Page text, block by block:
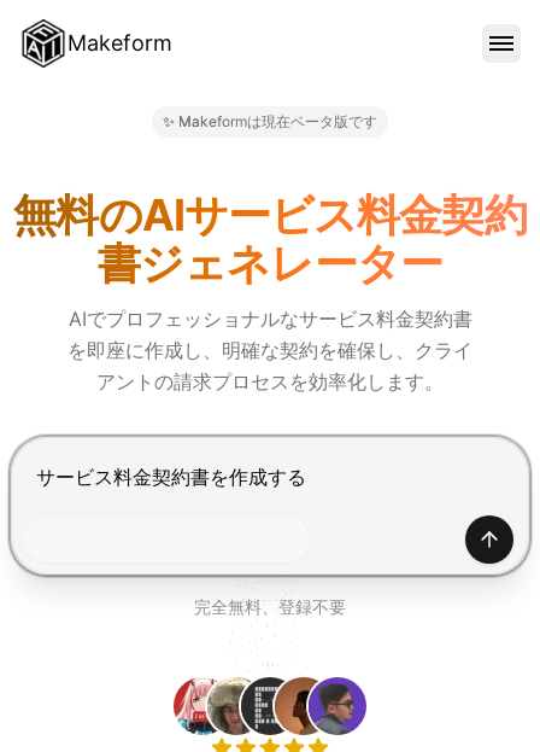
Makeform
ブログ
料金
サインイン
✨ Makeformは現在ベータ版です
無料のAIサービス料金契約
書ジェネレーター
AIでプロフェッショナルなサービス料金契約書
を即座に作成し、明確な契約を確保し、クライ
アントの請求プロセスを効率化します。
Enterで送信、Shift+Enterで改行
生成
完全無料、登録不要